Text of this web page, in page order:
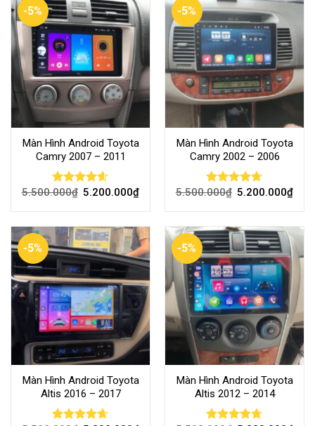
-5%
Màn Hình Android Toyota
Camry 2007 – 2011
Rated4.59
5.500.000₫ 5.200.000₫
-5%
Màn Hình Android Toyota
Camry 2002 – 2006
Rated4.70
5.500.000₫ 5.200.000₫
-5%
Màn Hình Android Toyota
Altis 2016 – 2017
-5%
Màn Hình Android Toyota
Altis 2012 – 2014